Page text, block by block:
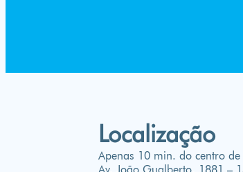
Localização
Apenas 10 min. do centro